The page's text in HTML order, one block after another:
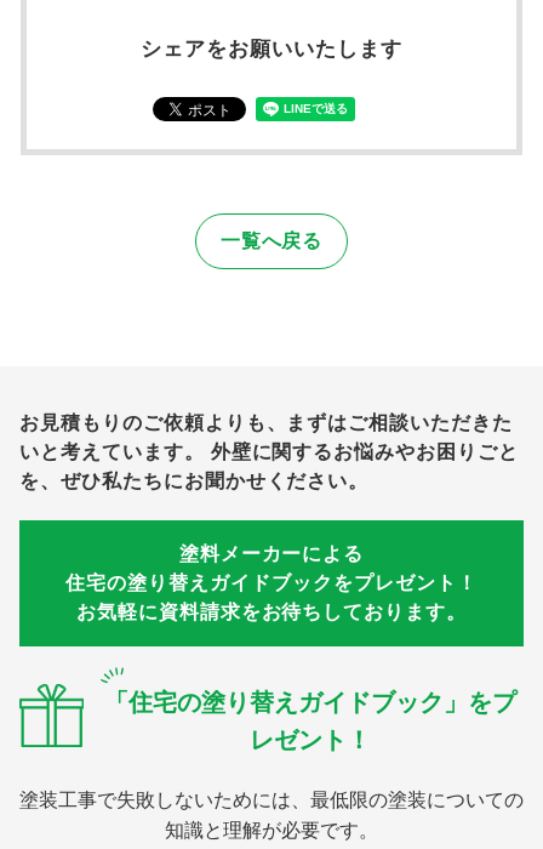
シェアをお願いいたします
一覧へ戻る
お見積もりのご依頼よりも、まずはご相談いただきた
いと考えています。
外壁に関するお悩みやお困りごと
を、ぜひ私たちにお聞かせください。
塗料メーカーによる
住宅の塗り替えガイドブックをプレゼント！
お気軽に資料請求をお待ちしております。
「住宅の塗り替えガイドブック」をプ
レゼント！
塗装工事で失敗しないためには、最低限の塗装についての
知識と理解が必要です。